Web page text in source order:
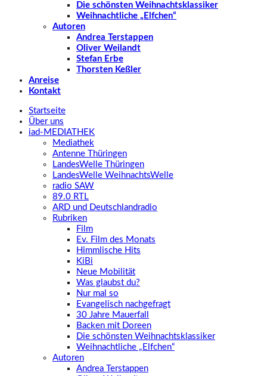
Die schönsten Weihnachtsklassiker
Weihnachtliche „Elfchen“
Autoren
Andrea Terstappen
Oliver Weilandt
Stefan Erbe
Thorsten Keßler
Anreise
Kontakt
Startseite
Über uns
iad-MEDIATHEK
Mediathek
Antenne Thüringen
LandesWelle Thüringen
LandesWelle WeihnachtsWelle
radio SAW
89.0 RTL
ARD und Deutschlandradio
Rubriken
Film
Ev. Film des Monats
Himmlische Hits
KiBi
Neue Mobilität
Was glaubst du?
Nur mal so
Evangelisch nachgefragt
30 Jahre Mauerfall
Backen mit Doreen
Die schönsten Weihnachtsklassiker
Weihnachtliche „Elfchen“
Autoren
Andrea Terstappen